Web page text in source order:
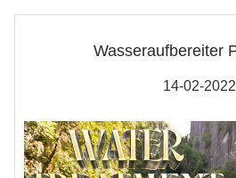
Wasseraufbereiter
14-02-2022